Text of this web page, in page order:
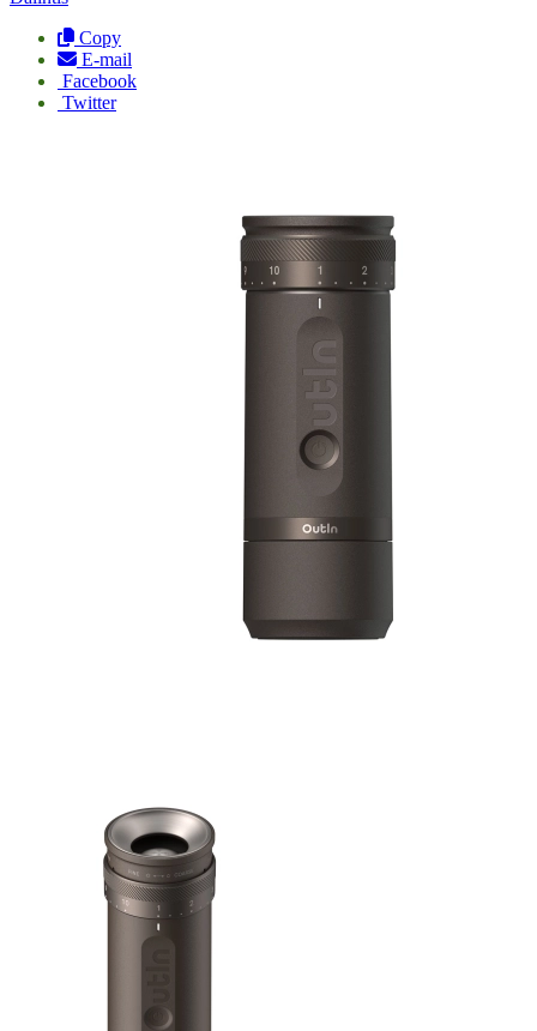
Copy
E-mail
Facebook
Twitter